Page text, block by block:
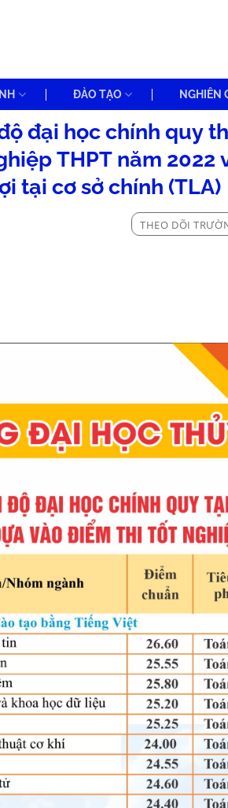
ĐÀO TẠO NGHIÊN
đại học chính quy
THPT năm 2022
tại cơ sở chính (TLA)
THEO DÕI